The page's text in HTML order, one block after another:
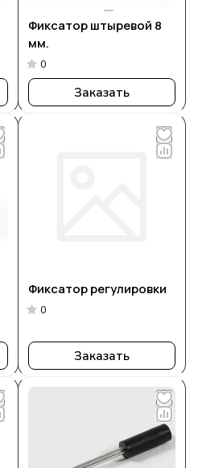
Фиксатор штыревой 8
мм.
0
Заказать
Фиксатор регулировки
0
Заказать